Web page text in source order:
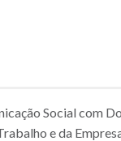
Social com
e da